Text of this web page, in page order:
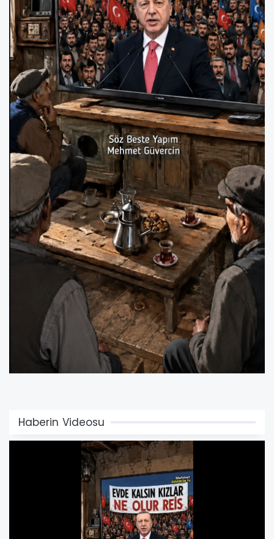
Haberin Videosu